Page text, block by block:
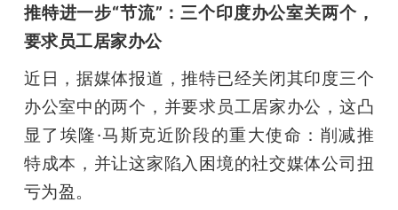
推特进一步“节流”：三个印度办公室关两个，
要求员工居家办公
近日，据媒体报道，推特已经关闭其印度三个
办公室中的两个，并要求员工居家办公，这凸
显了埃隆·马斯克近阶段的重大使命：削减推
特成本，并让这家陷入困境的社交媒体公司扭
亏为盈。